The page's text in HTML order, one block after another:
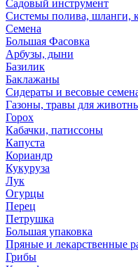
Садовый инструмент
Системы полива, шланги,
Семена
Большая Фасовка
Арбузы, дыни
Базилик
Баклажаны
Сидераты и весовые
Газоны, травы для
Горох
Кабачки, патиссоны
Капуста
Кориандр
Кукуруза
Лук
Огурцы
Перец
Петрушка
Большая упаковка
Пряные и лекарственные
Грибы